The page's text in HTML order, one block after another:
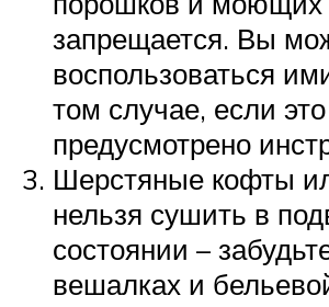
запрещается. Вы
воспользоваться
том случае, если это
предусмотрено
Шерстяные кофты
нельзя сушить в
состоянии –
вешалках и